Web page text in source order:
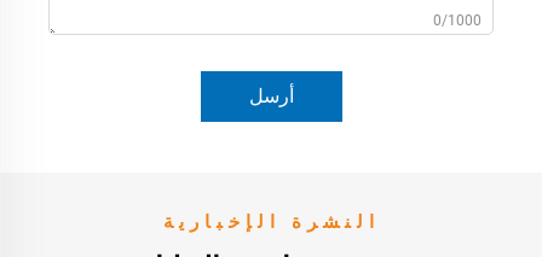
0/1000
أرسل
النشرة الإخبارية